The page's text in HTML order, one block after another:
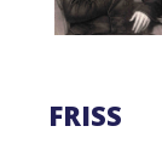
FRISS